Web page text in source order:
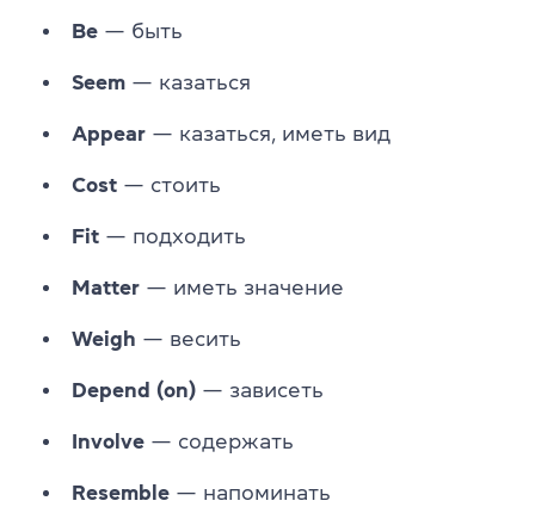
Be — быть
Seem — казаться
Appear — казаться, иметь вид
Cost — стоить
Fit — подходить
Matter — иметь значение
Weigh — весить
Depend (on) — зависеть
Involve — содержать
Resemble — напоминать